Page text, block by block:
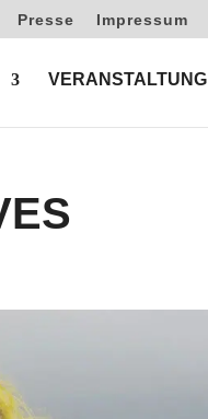
Presse Impressum